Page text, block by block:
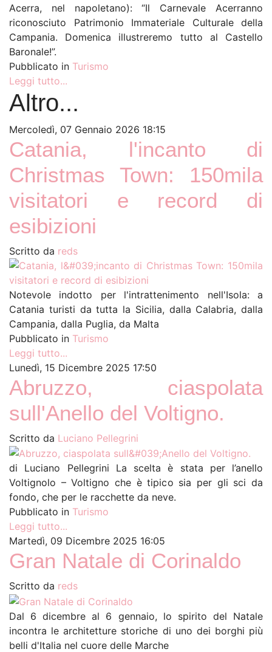
Acerra, nel napoletano): “Il Carnevale Acerranno
riconosciuto Patrimonio Immateriale Culturale della
Campania. Domenica illustreremo tutto al Castello
Baronale!”.
Pubblicato in Turismo
Leggi tutto...
Altro...
Mercoledì, 07 Gennaio 2026 18:15
Catania, l'incanto di
Christmas Town: 150mila
visitatori e record di
esibizioni
Scritto da reds
Notevole indotto per l'intrattenimento nell'Isola: a
Catania turisti da tutta la Sicilia, dalla Calabria, dalla
Campania, dalla Puglia, da Malta
Pubblicato in Turismo
Leggi tutto...
Lunedì, 15 Dicembre 2025 17:50
Abruzzo, ciaspolata
sull'Anello del Voltigno.
Scritto da Luciano Pellegrini
di Luciano Pellegrini La scelta è stata per l’anello
Voltignolo – Voltigno che è tipico sia per gli sci da
fondo, che per le racchette da neve.
Pubblicato in Turismo
Leggi tutto...
Martedì, 09 Dicembre 2025 16:05
Gran Natale di Corinaldo
Scritto da reds
Dal 6 dicembre al 6 gennaio, lo spirito del Natale
incontra le architetture storiche di uno dei borghi più
belli d'Italia nel cuore delle Marche